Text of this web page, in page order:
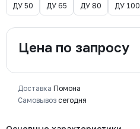
ДУ 50 ДУ 65 ДУ 80 ДУ 100
Цена по запросу
Доставка Помона
Самовывоз сегодня